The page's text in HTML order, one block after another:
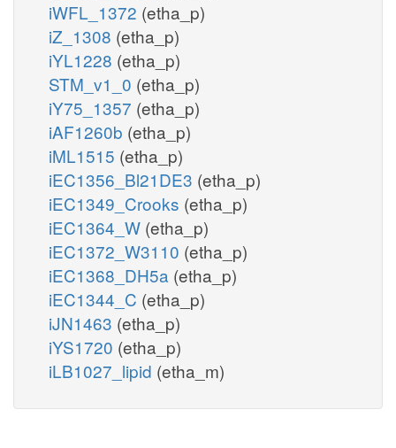
iWFL_1372 (etha_p)
iZ_1308 (etha_p)
iYL1228 (etha_p)
STM_v1_0 (etha_p)
iY75_1357 (etha_p)
iAF1260b (etha_p)
iML1515 (etha_p)
iEC1356_Bl21DE3 (etha_p)
iEC1349_Crooks (etha_p)
iEC1364_W (etha_p)
iEC1372_W3110 (etha_p)
iEC1368_DH5a (etha_p)
iEC1344_C (etha_p)
iJN1463 (etha_p)
iYS1720 (etha_p)
iLB1027_lipid (etha_m)